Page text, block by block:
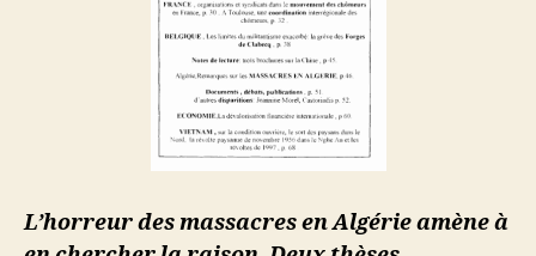
L’horreurdes massacres en Algérie amène à